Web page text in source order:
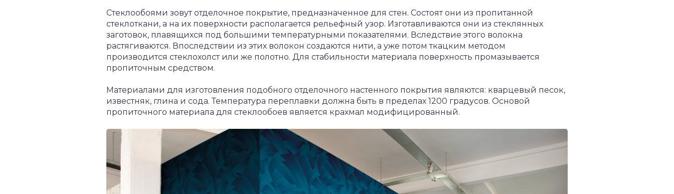
Стеклообоями зовут отделочное покрытие, предназначенное для стен. Состоят они из пропитанной
стеклоткани, а на их поверхности располагается рельефный узор. Изготавливаются они из стеклянных
заготовок, плавящихся под большими температурными показателями. Вследствие этого волокна
растягиваются. Впоследствии из этих волокон создаются нити, а уже потом ткацким методом
производится стеклохолст или же полотно. Для стабильности материала поверхность промазывается
пропиточным средством.
Материалами для изготовления подобного отделочного настенного покрытия являются: кварцевый песок,
известняк, глина и сода. Температура переплавки должна быть в пределах 1200 градусов. Основой
пропиточного материала для стеклообоев является крахмал модифицированный.